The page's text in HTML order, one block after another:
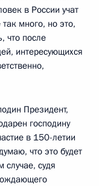
в России учат
много, но это,
что после
интересующихся
Президент,
господину
в 150-летии
что это будет
судя